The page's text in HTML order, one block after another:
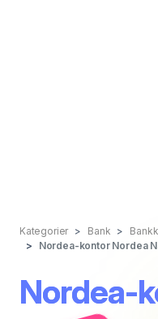
Kategorier Bank
Nordea-kontor Nordea
Nordea-